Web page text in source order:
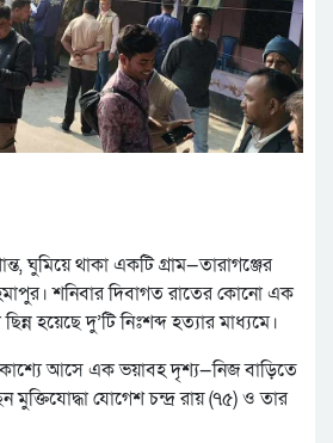
ঘুমিয়ে থাকা একটি গ্রাম—তারাগঞ্জের
শনিবার দিবাগত রাতের কোনো এক
হয়েছে দু’টি নিঃশব্দ হত্যার মাধ্যমে।
আসে এক ভয়াবহ দৃশ্য—নিজ বাড়িতে
মুক্তিযোদ্ধা যোগেশ চন্দ্র রায় (৭৫) ও তার